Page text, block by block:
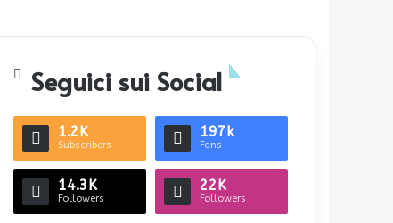
Seguici sui Social
1.2K
Subscribers
197k
Fans
14.3K
Followers
22K
Followers